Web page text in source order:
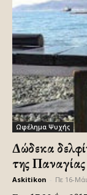
Ωφέλημα Ψυχής
Δώδεκα
της Παναγίας
Askitikon Πε 16-